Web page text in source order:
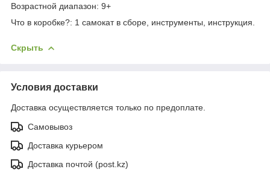
Возрастной диапазон: 9+
Что в коробке?: 1 самокат в сборе, инструменты, инструкция.
Скрыть
Условия доставки
Доставка осуществляется только по предоплате.
Самовывоз
Доставка курьером
Доставка почтой (post.kz)